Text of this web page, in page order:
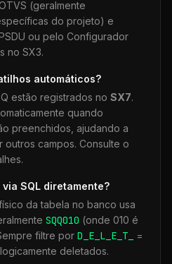
(geralmente
do projeto) e
ou pelo Configurador
no SX3.
automáticos?
estão registrados no SX7.
quando
preenchidos, ajudando a
campos. Consulte o
via SQL diretamente?
da tabela no banco usa
SQQ010 (onde 010 é
filtre por D_E_L_E_T_
=
deletados.